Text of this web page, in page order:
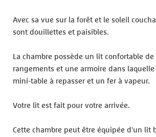
Avec sa vue sur la forêt et le soleil
sont douillettes et paisibles.
La chambre possède un lit confortable de
rangements et une armoire dans
mini-table à repasser et un fer à vapeur.
Votre lit est fait pour votre arrivée.
Cette chambre peut être équipée d'un lit